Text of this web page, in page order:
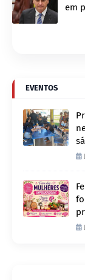
em
EVENTOS